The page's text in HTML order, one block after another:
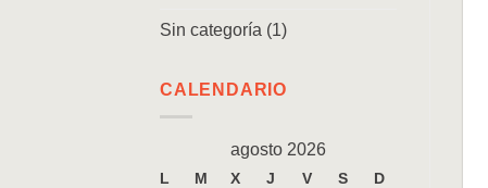
Sin categoría (1)
CALENDARIO
agosto 2026
L M X J V S
D